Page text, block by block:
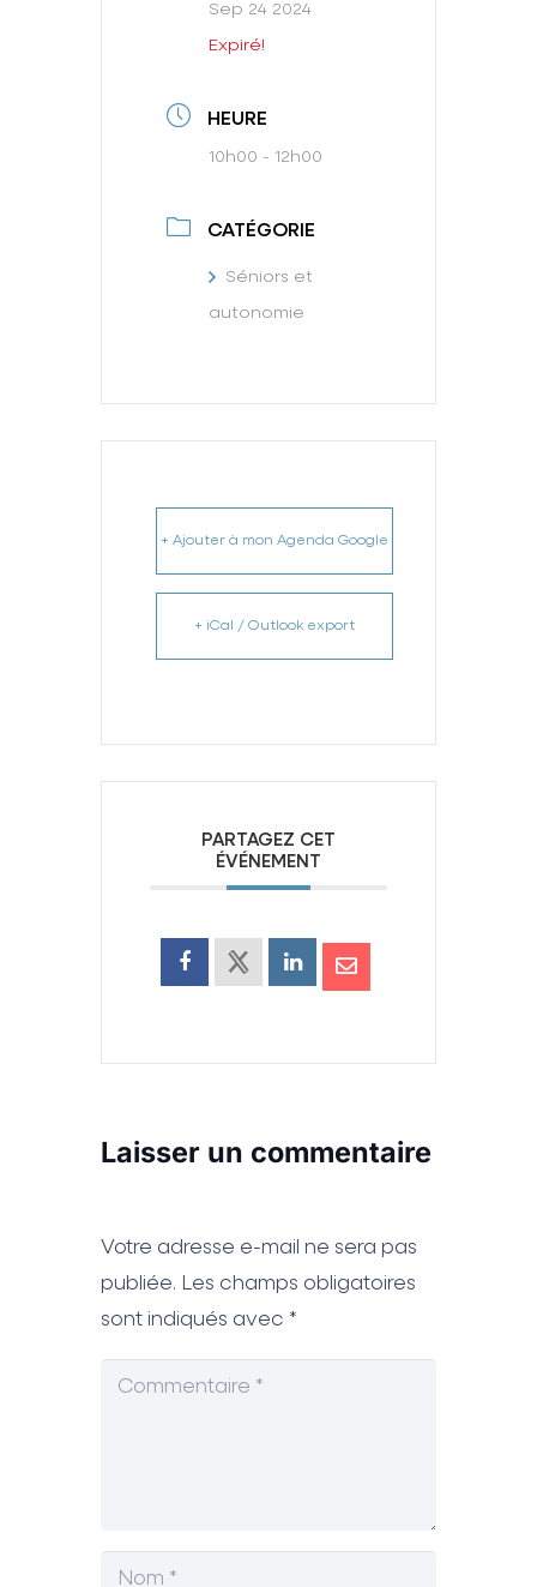
Sep 24 2024
Expiré!
HEURE
10h00 - 12h00
CATÉGORIE
Séniors et
autonomie
+ Ajouter à mon Agenda Google
+ iCal / Outlook export
PARTAGEZ CET
ÉVÉNEMENT
Laisser un commentaire
Votre adresse e-mail ne sera pas
publiée. Les champs obligatoires
sont indiqués avec *